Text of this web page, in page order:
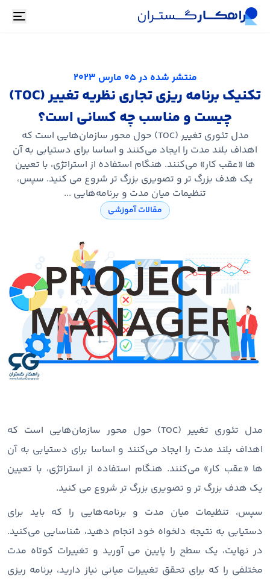
منتشر شده در05 مارس 2023
تکنیک برنامه ریزی تجاری نظریه تغییر (TOC)
چیست و مناسب چه کسانی است؟
مدل تئوری تغییر (TOC) حول محور سازمان‌هایی است که
اهداف بلند مدت را ایجاد می‌کنند و اساسا برای دستیابی به آن
ها «عقب ‌کار» می‌کنند. هنگام استفاده از استراتژی، با تعیین
یک هدف بزرگ تر و تصویری بزرگ تر شروع می کنید. سپس،
تنظیمات میان‌ مدت و برنامه‌هایی ...
مقالات آموزشی
مدل تئوری تغییر (TOC) حول محور سازمان‌هایی است که
اهداف بلند مدت را ایجاد می‌کنند و اساسا برای دستیابی به آن
ها «عقب ‌کار» می‌کنند. هنگام استفاده از استراتژی، با تعیین
یک هدف بزرگ تر و تصویری بزرگ تر شروع می کنید.
سپس، تنظیمات میان‌ مدت و برنامه‌هایی را که باید برای
دستیابی به نتیجه دلخواه خود انجام دهید، شناسایی می‌کنید.
در نهایت، یک سطح را پایین می آورید و تغییرات کوتاه مدت
مختلفی را که برای تحقق تغییرات میانی نیاز دارید، برنامه ریزی